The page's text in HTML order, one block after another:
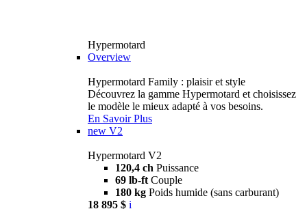
Hypermotard
Overview
Hypermotard Family : plaisir et style
Découvrez la gamme Hypermotard et choisissez
le modèle le mieux adapté à vos besoins.
En Savoir Plus
new V2
Hypermotard V2
120,4 ch Puissance
69 lb-ft Couple
180 kg Poids humide (sans carburant)
18 895 $ i